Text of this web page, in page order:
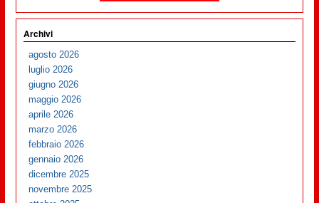
Archivi
agosto 2026
luglio 2026
giugno 2026
maggio 2026
aprile 2026
marzo 2026
febbraio 2026
gennaio 2026
dicembre 2025
novembre 2025